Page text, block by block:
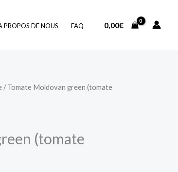
PROPOS DE NOUS FAQ 0,00€
/ Tomate Moldovan green (tomate
(tomate